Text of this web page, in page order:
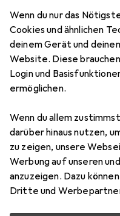
Wenn du nur das
Cookies und ähnlichen
deinem Gerät und
Website. Diese
Login und
ermöglichen.
Wenn du allem
darüber hinaus nutzen,
zu zeigen, unsere
Werbung auf unseren
anzuzeigen. Dazu
Dritte und
Dipos
Preis in EUR inkl. MwSt.
EUR
8,98
1
Bewertungen